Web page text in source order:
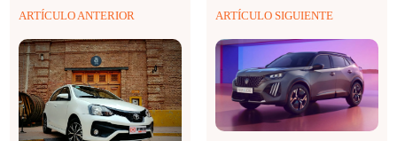
ARTÍCULO ANTERIOR ARTÍCULO SIGUIENTE